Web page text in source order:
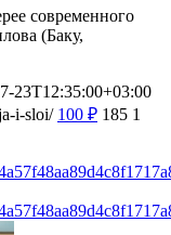
современного
(Баку,
23T12:35:00+03:00
i-sloi/ 100 ₽ 185 1